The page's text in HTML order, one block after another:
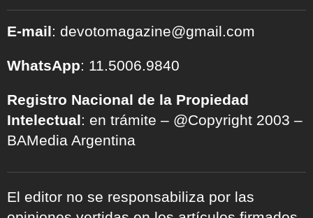
E-mail: devotomagazine@gmail.com
WhatsApp: 11.5006.9840
Registro Nacional de la Propiedad
Intelectual: en trámite – @Copyright 2003 –
BAMedia Argentina
El editor no se responsabiliza por las